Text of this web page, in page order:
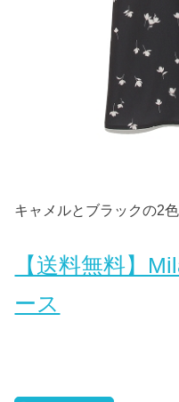
キャメルとブラックの2
【送料無料】
ース